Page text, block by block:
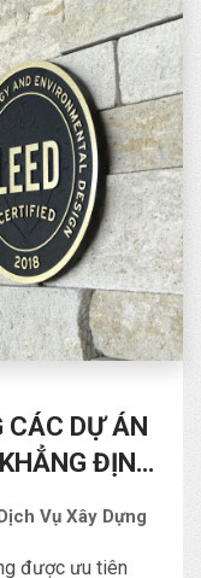
CÁC DỰ ÁN
ĐỊNH
TRONG
Vụ Xây Dựng
được ưu tiên